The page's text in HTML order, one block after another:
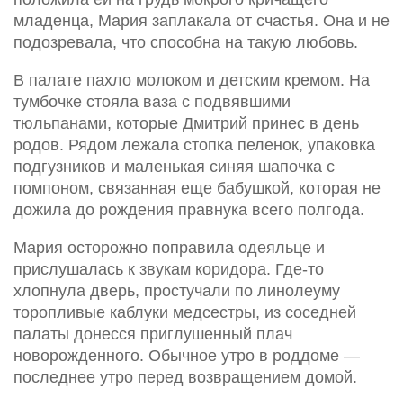
младенца, Мария заплакала от счастья. Она и не
подозревала, что способна на такую любовь.
В палате пахло молоком и детским кремом. На
тумбочке стояла ваза с подвявшими
тюльпанами, которые Дмитрий принес в день
родов. Рядом лежала стопка пеленок, упаковка
подгузников и маленькая синяя шапочка с
помпоном, связанная еще бабушкой, которая не
дожила до рождения правнука всего полгода.
Мария осторожно поправила одеяльце и
прислушалась к звукам коридора. Где-то
хлопнула дверь, простучали по линолеуму
торопливые каблуки медсестры, из соседней
палаты донесся приглушенный плач
новорожденного. Обычное утро в роддоме —
последнее утро перед возвращением домой.